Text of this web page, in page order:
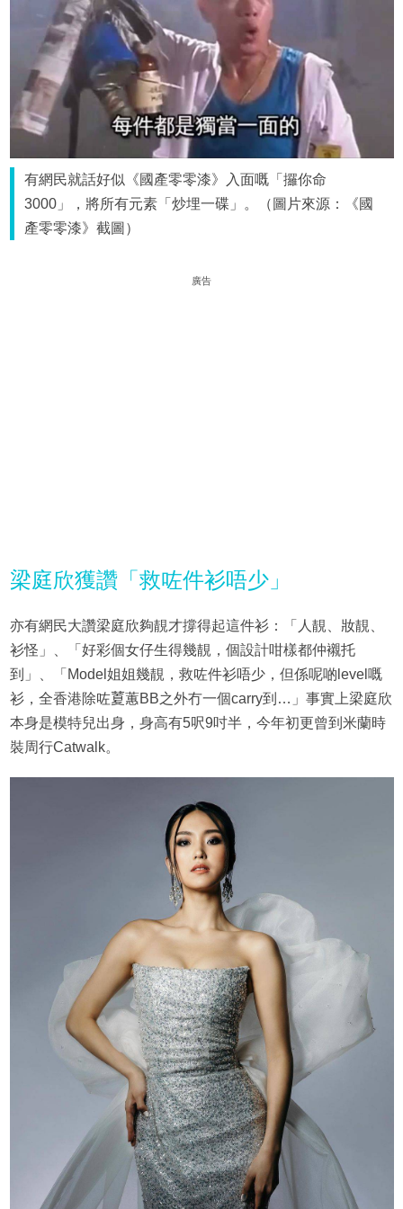
有網民就話好似《國產零零漆》入面嘅「攞你命
3000」，將所有元素「炒埋一碟」。（圖片來源：《國
產零零漆》截圖）
廣告
梁庭欣獲讚「救咗件衫唔少」
亦有網民大讚梁庭欣夠靚才撐得起這件衫：「人靚、妝靚、
衫怪」、「好彩個女仔生得幾靚，個設計咁樣都仲襯托
到」、「Model姐姐幾靚，救咗件衫唔少，但係呢啲level嘅
衫，全香港除咗𦷜蕙BB之外冇一個carry到…」事實上梁庭欣
本身是模特兒出身，身高有5呎9吋半，今年初更曾到米蘭時
裝周行Catwalk。